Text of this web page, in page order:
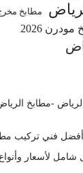
مطابخ مخرج
2026
-مطابخ
فني تركيب
شامل لأسعار